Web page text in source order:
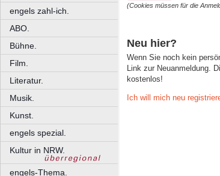
engels zahl-ich.
ABO.
Bühne.
Film.
Literatur.
Musik.
Kunst.
engels spezial.
Kultur in NRW.
engels-Thema.
(Cookies müssen für die
Neu hier?
Wenn Sie noch kein
Link zur Neuanmeldung.
kostenlos!
Ich will mich neu